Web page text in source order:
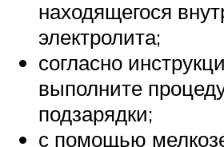
находящегося
электролита;
согласно
выполните
подзарядки;
с помощью